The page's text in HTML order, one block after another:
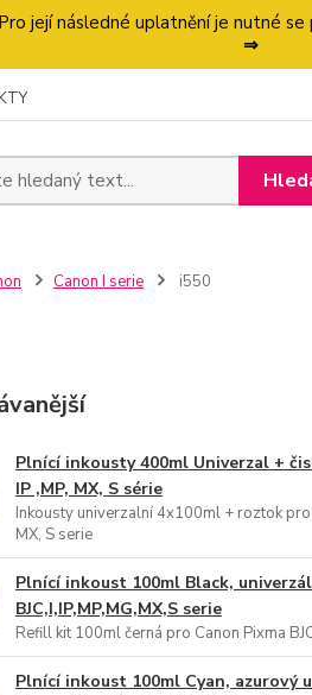
její následné uplatnění je nutné
⇒
Canon I serie i550
Plnící inkousty 400ml Univerzal +
IP ,MP, MX, S série
Inkousty univerzalní 4x100ml + roztok pro
MX, S serie
Plnící inkoust 100ml Black,
BJC,I,IP,MP,MG,MX,S serie
Refill kit 100ml černá pro Canon Pixma
Plnící inkoust 100ml Cyan, azurový